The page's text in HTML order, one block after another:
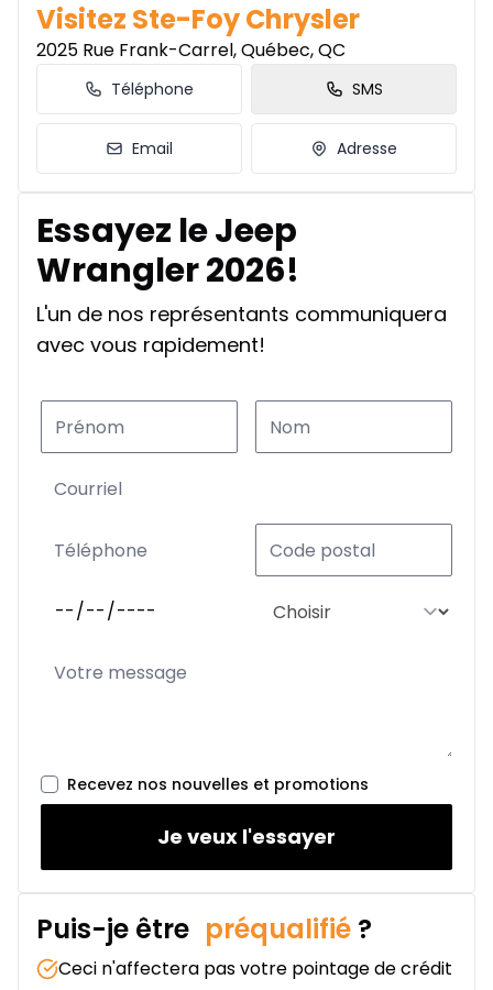
Visitez Ste-Foy Chrysler
2025 Rue Frank-Carrel, Québec, QC
Téléphone SMS
Email Adresse
Essayez le Jeep
Wrangler 2026!
L'un de nos représentants communiquera
avec vous rapidement!
Recevez nos nouvelles et promotions
Je veux l'essayer
Puis-je être préqualifié ?
Ceci n'affectera pas votre pointage de crédit